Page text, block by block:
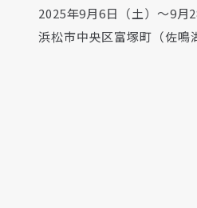
2025年9月6日（土）～9月
浜松市中央区富塚町（佐鳴